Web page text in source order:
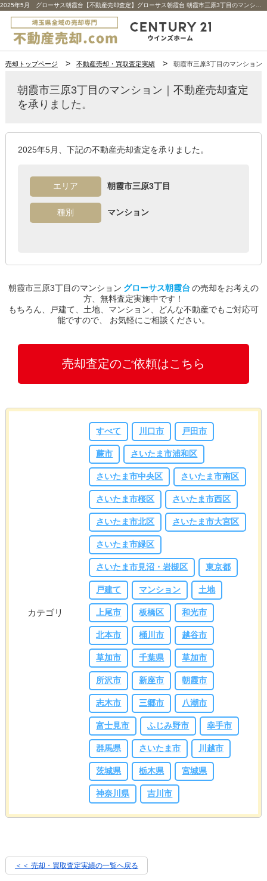
売却トップページ 不動産売却・買取査定実績 朝霞市三原3丁目のマンション
朝霞市三原3丁目のマンション｜不動産売却査定
を承りました。
2025年5月、下記の不動産売却査定を承りました。
エリア 朝霞市三原3丁目
種別 マンション
朝霞市三原3丁目のマンション グローサス朝霞台 の売却をお考えの
方、無料査定実施中です！
もちろん、戸建て、土地、マンション、どんな不動産でもご対応可
能ですので、 お気軽にご相談ください。
売却査定のご依頼はこちら
カテゴリ
すべて 川口市 戸田市
蕨市 さいたま市浦和区
さいたま市中央区 さいたま市南区
さいたま市桜区 さいたま市西区
さいたま市北区 さいたま市大宮区
さいたま市緑区
さいたま市見沼・岩槻区 東京都
戸建て マンション 土地
上尾市 板橋区 和光市
北本市 桶川市 越谷市
草加市 千葉県 草加市
所沢市 新座市 朝霞市
志木市 三郷市 八潮市
富士見市 ふじみ野市 幸手市
群馬県 さいたま市 川越市
茨城県 栃木県 宮城県
神奈川県 吉川市
＜＜ 売却・買取査定実績の一覧へ戻る